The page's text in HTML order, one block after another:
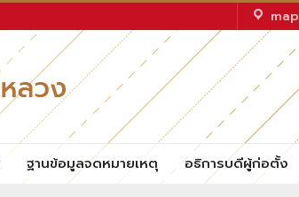
map
ฐานข้อมูลจดหมายเหตุ อธิการบดีผู้ก่อตั้ง